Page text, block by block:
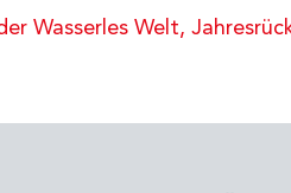
Wasserles Welt,